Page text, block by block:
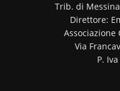
Trib. di
Direttore:
Via
P.